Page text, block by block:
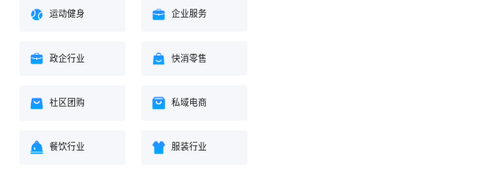
运动健身 企业服务
政企行业 快消零售
社区团购 私域电商
餐饮行业 服装行业